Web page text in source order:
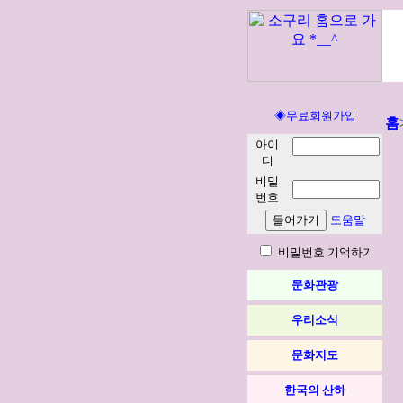
◈무료회원가입
아이
디
비밀
번호
도움말
비밀번호 기억하기
문화관광
우리소식
문화지도
한국의 산하
홈